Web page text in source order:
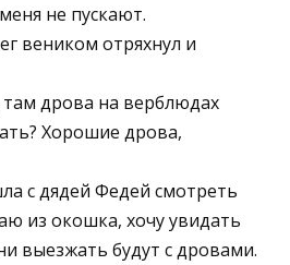
не пускают.
веником отряхнул и
дрова на верблюдах
Хорошие дрова,
с дядей Федей смотреть
из окошка, хочу увидать
выезжать будут с дровами.